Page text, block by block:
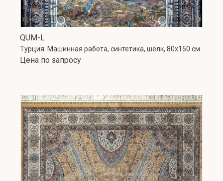
QUM-L
Турция. Машинная работа, синтетика, шёлк, 80х150 см.
Цена по запросу